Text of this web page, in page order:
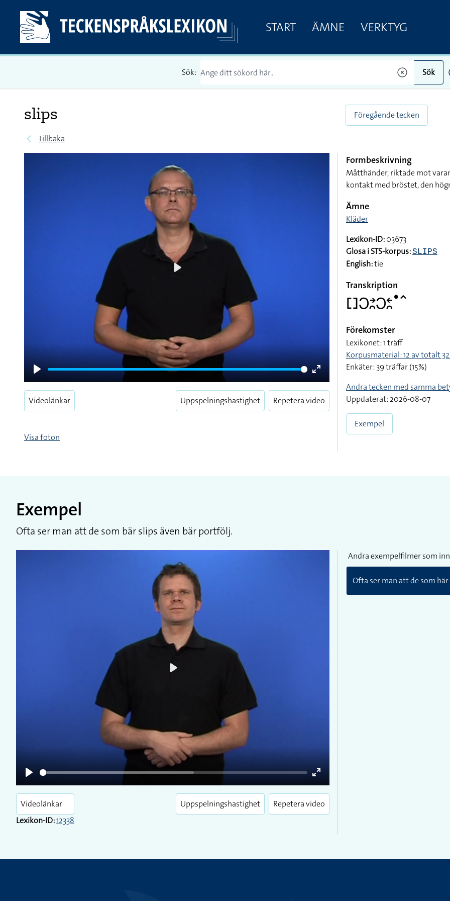
START ÄMNE VERKTYG
Sök: Sök
slips
Tillbaka
Föregående tecken
Play
Enter
fullscreen
Videolänkar Uppspelningshastighet Repetera video
Visa foton
Formbeskrivning
Måtthänder, riktade mot
kontakt med bröstet, den
Ämne
Kläder
Lexikon-ID:03673
Glosa i STS-korpus:SLIPS
English:tie
Transkription
􌤓􌥋􌥔􌥘􌥋􌥓􌥘􌤟􌥦
Förekomster
Lexikonet: 1 träff
Korpusmaterial: 12 av totalt
Enkäter: 39 träffar (15%)
Andra tecken med samma
Uppdaterat: 2026-08-07
Exempel
Exempel
Ofta ser man att de som bär slips även bär portfölj.
Play
Enter
fullscreen
Videolänkar
Lexikon-ID:12338
Uppspelningshastighet Repetera video
Andra exempelfilmer som
Ofta ser man att de som